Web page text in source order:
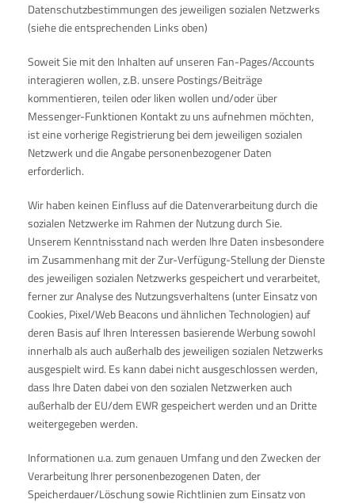
Datenschutzbestimmungen des jeweiligen sozialen Netzwerks
(siehe die entsprechenden Links oben)
Soweit Sie mit den Inhalten auf unseren Fan-Pages/Accounts
interagieren wollen, z.B. unsere Postings/Beiträge
kommentieren, teilen oder liken wollen und/oder über
Messenger-Funktionen Kontakt zu uns aufnehmen möchten,
ist eine vorherige Registrierung bei dem jeweiligen sozialen
Netzwerk und die Angabe personenbezogener Daten
erforderlich.
Wir haben keinen Einfluss auf die Datenverarbeitung durch die
sozialen Netzwerke im Rahmen der Nutzung durch Sie.
Unserem Kenntnisstand nach werden Ihre Daten insbesondere
im Zusammenhang mit der Zur-Verfügung-Stellung der Dienste
des jeweiligen sozialen Netzwerks gespeichert und verarbeitet,
ferner zur Analyse des Nutzungsverhaltens (unter Einsatz von
Cookies, Pixel/Web Beacons und ähnlichen Technologien) auf
deren Basis auf Ihren Interessen basierende Werbung sowohl
innerhalb als auch außerhalb des jeweiligen sozialen Netzwerks
ausgespielt wird. Es kann dabei nicht ausgeschlossen werden,
dass Ihre Daten dabei von den sozialen Netzwerken auch
außerhalb der EU/dem EWR gespeichert werden und an Dritte
weitergegeben werden.
Informationen u.a. zum genauen Umfang und den Zwecken der
Verarbeitung Ihrer personenbezogenen Daten, der
Speicherdauer/Löschung sowie Richtlinien zum Einsatz von